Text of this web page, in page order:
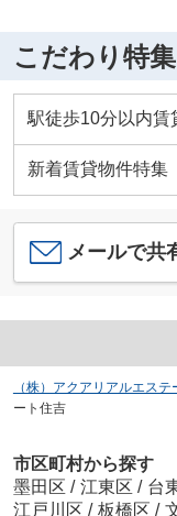
こだわり特集
駅徒歩10分以内賃
新着賃貸物件特集
メールで共
（株）アクアリアルエステ
ート住吉
市区町村から探す
墨田区 / 江東区 / 台
江戸川区 / 板橋区 /